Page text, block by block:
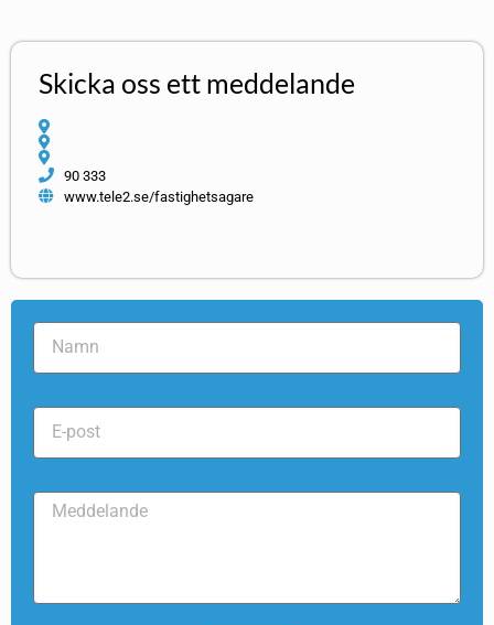
Skicka oss ett meddelande
90 333
www.tele2.se/fastighetsagare